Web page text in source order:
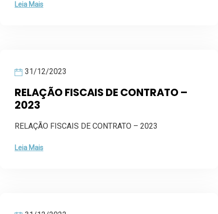
Leia Mais
31/12/2023
RELAÇÃO FISCAIS DE CONTRATO –
2023
RELAÇÃO FISCAIS DE CONTRATO – 2023
Leia Mais